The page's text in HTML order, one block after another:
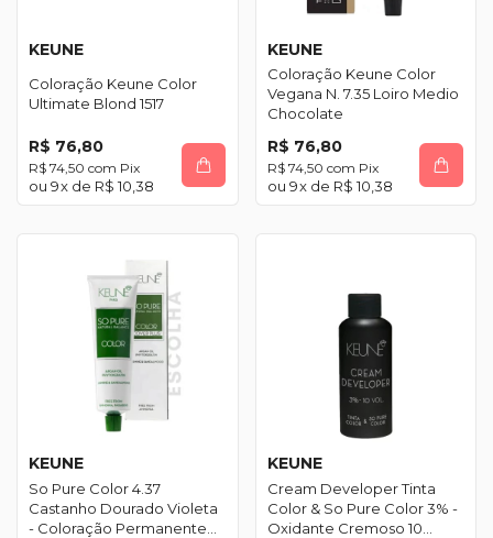
KEUNE
Coloração Keune Color
Ultimate Blond 1517
R$ 76,80
R$ 74,50 com Pix
9x de R$ 10,38
KEUNE
Coloração Keune Color
Vegana N. 7.35 Loiro Medio
Chocolate
R$ 76,80
R$ 74,50 com Pix
9x de R$ 10,38
KEUNE
So Pure Color 4.37
Castanho Dourado Violeta
- Coloração Permanente
KEUNE
Cream Developer Tinta
Color & So Pure Color 3% -
Oxidante Cremoso 10